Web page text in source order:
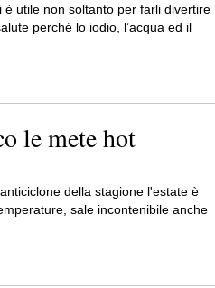
utile non soltanto per farli divertire
perché lo iodio, l’acqua ed il
le mete hot
della stagione l'estate è
sale incontenibile anche